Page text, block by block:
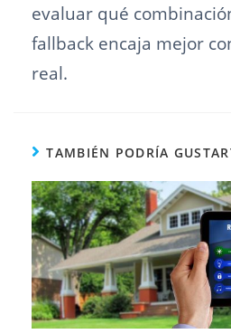
evaluar qué
fallback encaja mejor
real.
TAMBIÉN PODRÍA